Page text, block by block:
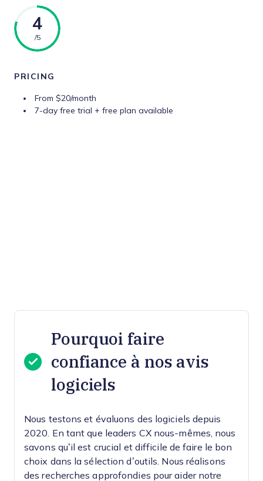
4
/5
PRICING
From $20/month
7-day free trial + free plan available
Pourquoi faire
confiance à nos avis
logiciels
Nous testons et évaluons des logiciels depuis
2020. En tant que leaders CX nous-mêmes, nous
savons qu’il est crucial et difficile de faire le bon
choix dans la sélection d’outils. Nous réalisons
des recherches approfondies pour aider notre